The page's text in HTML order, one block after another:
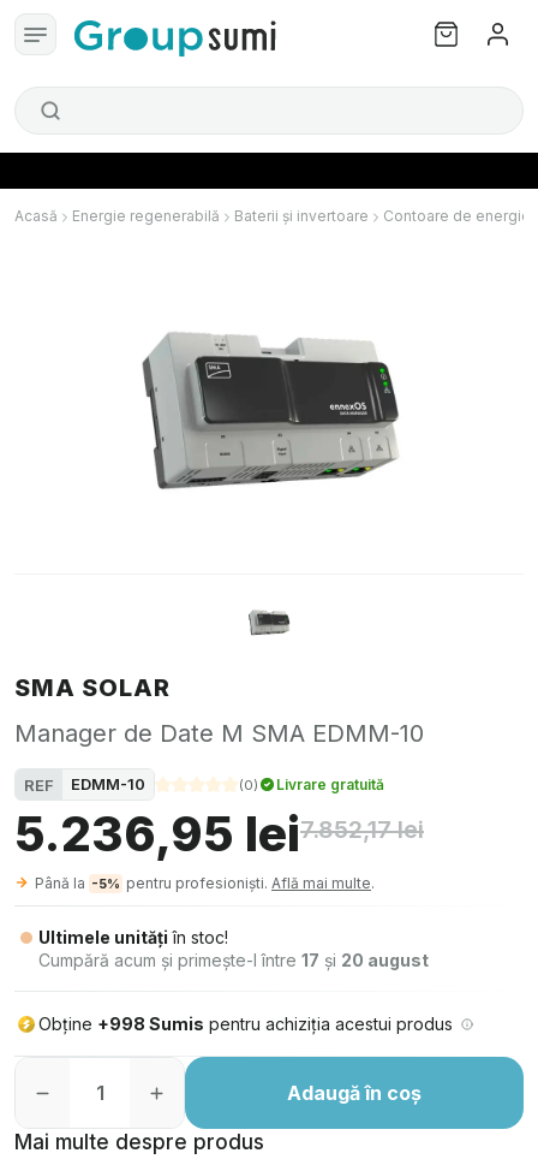
Acasă Energie regenerabilă Baterii și invertoare Contoare de energie
SMA SOLAR
Manager de Date M SMA EDMM-10
REF EDMM-10 (0) Livrare gratuită
5.236,95 lei7.852,17 lei
Până la -5% pentru profesioniști. Află mai multe.
Ultimele unități în stoc!
Cumpără acum și primește-l între 17 și 20 august
Obține +998 Sumis pentru achiziția acestui produs
Adaugă în coș
Mai multe despre produs